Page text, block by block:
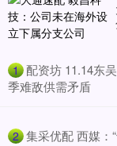
1 配资坊 11.14东
季难敌供需矛盾
2 集采优配 西媒：